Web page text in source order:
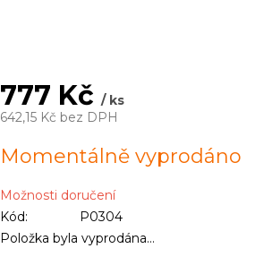
777 Kč/ ks
642,15 Kč bez DPH
cena:
Momentálně vyprodáno
Možnosti doručení
Kód:
P0304
Položka byla vyprodána…